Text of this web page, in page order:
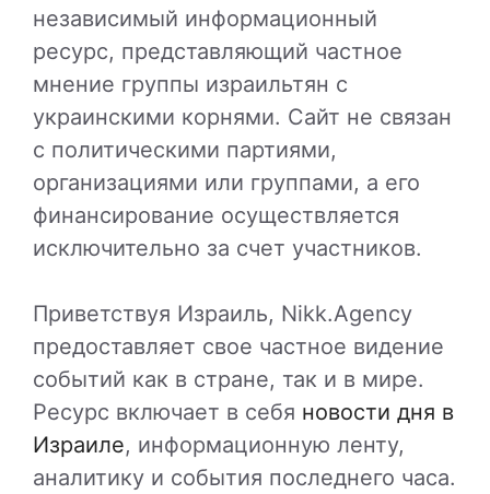
независимый информационный
ресурс, представляющий частное
мнение группы израильтян с
украинскими корнями. Сайт не связан
с политическими партиями,
организациями или группами, а его
финансирование осуществляется
исключительно за счет участников.
Приветствуя Израиль, Nikk.Agency
предоставляет свое частное видение
событий как в стране, так и в мире.
Ресурс включает в себя новости дня в
Израиле, информационную ленту,
аналитику и события последнего часа.